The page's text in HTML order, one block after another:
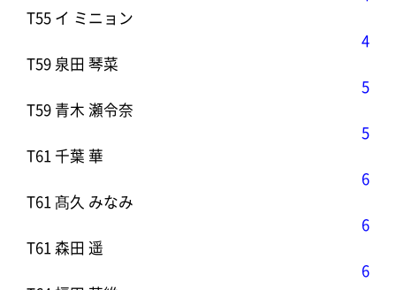
T55 イ ミニョン
4
T59 泉田 琴菜
5
T59 青木 瀬令奈
5
T61 千葉 華
6
T61 髙久 みなみ
6
T61 森田 遥
6